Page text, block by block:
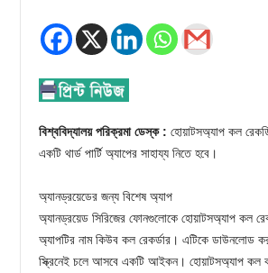
বিশ্ববিদ্যালয় পরিক্রমা ডেস্ক : হোয়াটসঅ্যাপ কল
একটি থার্ড পার্টি অ্যাপের সাহায্য নিতে হবে।
অ্যানড্রয়েডের জন্য বিশেষ অ্যাপ
অ্যানড্রয়েড সিরিজের ফোনগুলোকে হোয়াটসঅ্যাপ কল
অ্যাপটির নাম কিউব কল রেকর্ডার। এটিকে ডাউনলোড
স্ক্রিনেই চলে আসবে একটি আইকন। হোয়াটসঅ্যাপ কল